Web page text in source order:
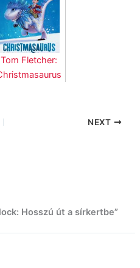
Tom Fletcher:
NEXT
Hosszú út a sírkertbe”